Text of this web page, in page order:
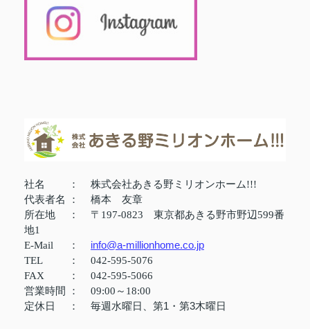
社名 ：
株式会社あきる野ミリオンホーム!!!
代表者名
：
橋本 友章
所在地
：
〒197-0823 東京都あきる野市野辺599番
地1
E-Mail
： info@a-millionhome.co.jp
TEL ：
042-595-5076
FAX
：
042-595-5066
営業時間
： 09:00～18:00
定休日 ： 毎週水曜日、第1・第3木曜日